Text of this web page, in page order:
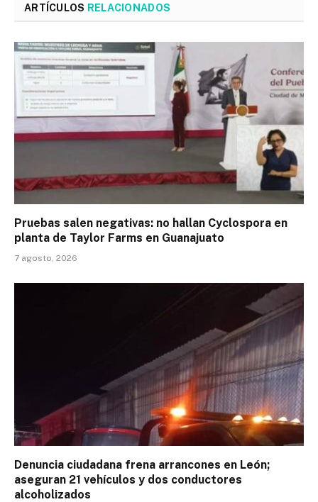
ARTÍCULOS RELACIONADOS
Pruebas salen negativas: no hallan Cyclospora en
planta de Taylor Farms en Guanajuato
7 agosto, 2026
Denuncia ciudadana frena arrancones en León;
aseguran 21 vehículos y dos conductores
alcoholizados